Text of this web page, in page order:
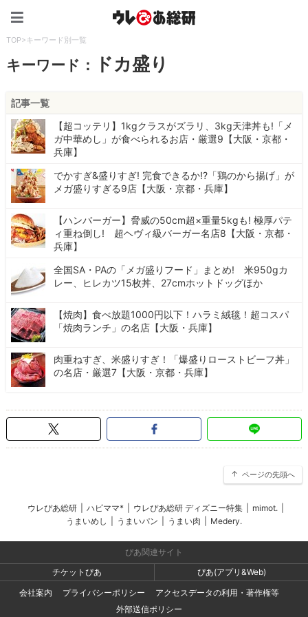
TOP>キーワード別一覧
キーワード： ドカ盛り
記事一覧
【超コッテリ】1kgクラスがズラリ、3kg天津丼も!「メ
ガ中華めし」が食べられるお店・厳選9【大阪・京都・
兵庫】
でかすぎ&盛りすぎ! 完食できるか!?「鶏のから揚げ」が
メガ盛りすぎる9店【大阪・京都・兵庫】
【ハンバーガー】脅威の50cm超×重量5kgも! 極厚パテ
ィ重ね倒し! 超ヘヴィ級バーガー名店8【大阪・京都・
兵庫】
全国SA・PAの「メガ盛りフード」まとめ! 米950gカ
レー、ヒレカツ15枚丼、27cmホットドッグほか
【焼肉】食べ放題1000円以下！ハラミ絨毯！超コスパ
「焼肉ランチ」の名店【大阪・兵庫】
肉重ねすぎ、米盛りすぎ！「爆盛りローストビーフ丼」
の名店・厳選7【大阪・京都・兵庫】
ページの先頭へ
ウレぴあ総研 ハピママ* ウレぴあ総研 ディズニー特集 mimot.
うまいめし
うまいパン うまい肉 Medery.
ぴあ関連サイト
チケットぴあ
ぴあ(アプリ&Web)
会社案内
プライバシーポリシー
アクセスデータの利用・著作権等
外部送信ポリシー